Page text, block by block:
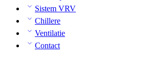
Sistem VRV
Chillere
Ventilatie
Contact